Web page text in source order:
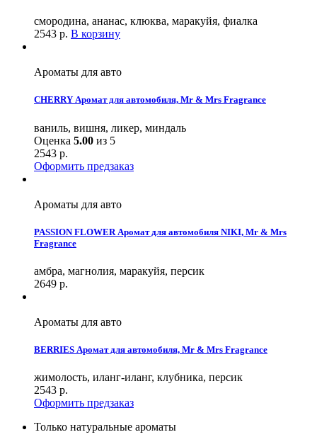
смородина, ананас, клюква, маракуйя, фиалка
2543 р. В корзину
Ароматы для авто
CHERRY Аромат для автомобиля, Mr & Mrs Fragrance
ваниль, вишня, ликер, миндаль
Оценка 5.00 из 5
2543 р.
Оформить предзаказ
Ароматы для авто
PASSION FLOWER Аромат для автомобиля NIKI, Mr & Mrs
Fragrance
амбра, магнолия, маракуйя, персик
2649 р.
Ароматы для авто
BERRIES Аромат для автомобиля, Mr & Mrs Fragrance
жимолость, иланг-иланг, клубника, персик
2543 р.
Оформить предзаказ
Только натуральные ароматы